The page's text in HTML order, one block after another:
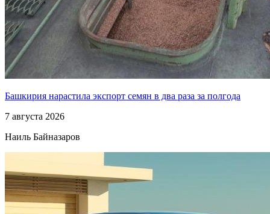
Башкирия нарастила экспорт семян в два раза за полгода
7 августа 2026
Наиль Байназаров